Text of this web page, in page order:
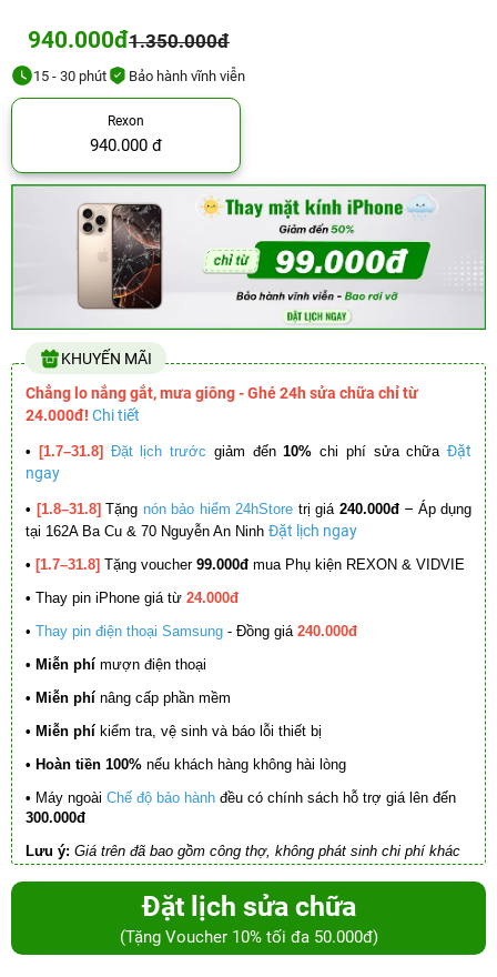
940.000đ1.350.000đ
15 - 30 phút Bảo hành vĩnh viễn
Rexon
940.000 đ
KHUYẾN MÃI
Chẳng lo nắng gắt, mưa giông - Ghé 24h sửa chữa chỉ từ
24.000đ! Chi tiết
• [1.7–31.8] Đặt lịch trước giảm đến10% chi phí sửa chữa Đặt
ngay
• [1.8–31.8] Tặng nón bảo hiểm 24hStore trị giá 240.000đ – Áp dụng
tại 162A Ba Cu & 70 Nguyễn An Ninh Đặt lịch ngay
• [1.7–31.8] Tặng voucher 99.000đ mua Phụ kiện REXON & VIDVIE
• Thay pin iPhone giá từ 24.000đ
• Thay pin điện thoại Samsung - Đồng giá 240.000đ
• Miễn phí mượn điện thoại
• Miễn phí nâng cấp phần mềm
• Miễn phí kiểm tra, vệ sinh và báo lỗi thiết bị
• Hoàn tiền 100% nếu khách hàng không hài lòng
• Máy ngoài Chế độ bảo hành đều có chính sách hỗ trợ giá lên đến
300.000đ
Lưu ý: Giá trên đã bao gồm công thợ, không phát sinh chi phí khác
Đặt lịch sửa chữa
(Tặng Voucher 10% tối đa 50.000đ)